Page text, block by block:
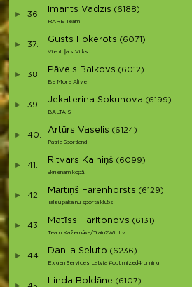
36.
Imants Vadzis (6188)
RARE Team
37.
Gusts Fokerots (6071)
Vientuļais Vilks
38.
Pāvels Baikovs (6012)
Be More Alive
39.
Jekaterina Sokunova (6199)
BALTAIS
40.
Artūrs Vaselis (6124)
Patria Sportland
41.
Ritvars Kalniņš (6099)
Skrienam kopā
42.
Mārtiņš Fārenhorsts (6129)
Talsu pakalnu sporta klubs
43.
Matīss Haritonovs (6131)
Team Kažemāka/Train2WinLv
44.
Danila Seluto (6236)
Exigen Services Latvia #optimized4running
Linda Boldāne (6107)